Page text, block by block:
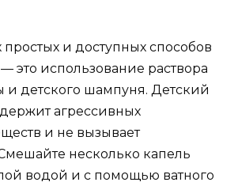
и доступных способов
это использование раствора
и детского шампуня. Детский
агрессивных
и не вызывает
несколько капель
водой и с помощью ватного